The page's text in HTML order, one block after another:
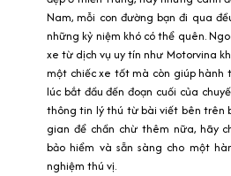
Nam, mỗi con đường bạn đi qua
những kỷ niệm khó có thể quên.
xe từ dịch vụ uy tín như Motorvina
một chiếc xe tốt mà còn giúp hành
lúc bắt đầu đến đoạn cuối của
thông tin lý thú từ bài viết bên trên
gian để chần chừ thêm nữa, hãy
bảo hiểm và sẵn sàng cho một
nghiệm thú vị.